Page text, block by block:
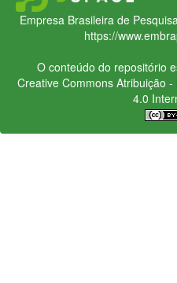
Empresa Brasileira de
https://
O conteúdo do repositório
Creative CommonsAtribuição -
4.0